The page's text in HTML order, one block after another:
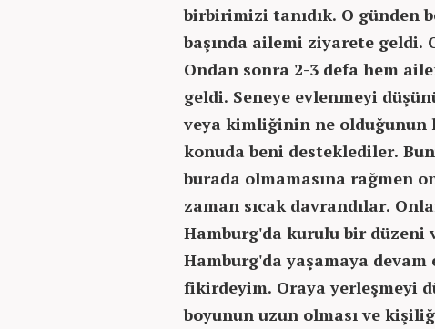
birbirimizi tanıdık. O günden
başında ailemi ziyarete
Ondan sonra 2-3 defa hem
geldi. Seneye evlenmeyi
veya kimliğinin ne olduğunun
konuda beni desteklediler.
burada olmamasına rağmen
zaman sıcak davrandılar.
Hamburg'da kurulu bir düzeni
Hamburg'da yaşamaya
fikirdeyim. Oraya yerleşmeyi
boyunun uzun olması ve